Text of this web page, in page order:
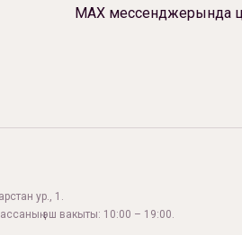
МАХ мессенджерында
ур., 1.
эш вакыты: 10:00 – 19:00.